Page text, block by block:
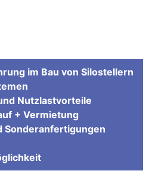
im Bau von Silostellern
Nutzlastvorteile
+ Vermietung
Sonderanfertigungen